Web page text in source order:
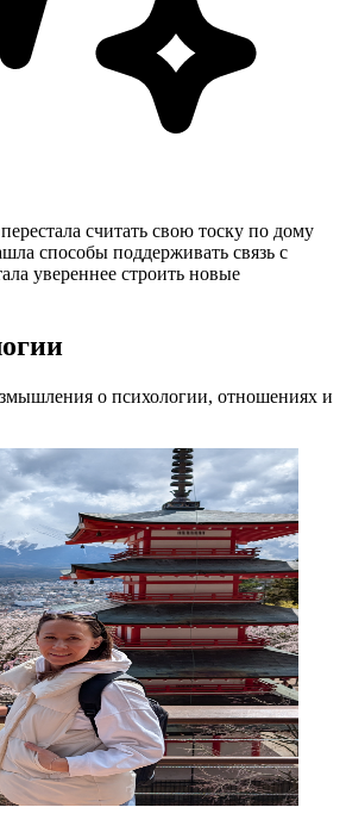
считать свою тоску по дому
способы поддерживать связь с
увереннее строить новые
о психологии, отношениях и